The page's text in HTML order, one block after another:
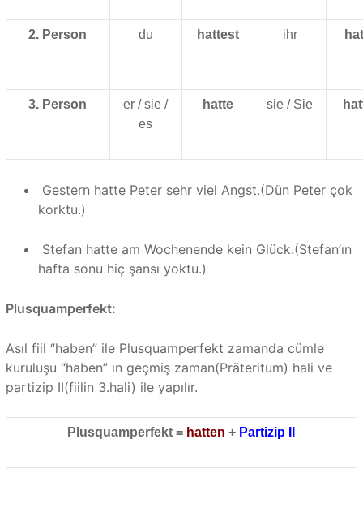
2. Person du hattest ihr
3. Person
er / sie /
es
hatte sie / Sie
Gestern hatte Peter sehr viel Angst.(Dün Peter çok
korktu.)
Stefan hatte am Wochenende kein Glück.(Stefan’ın
hafta sonu hiç şansı yoktu.)
Plusquamperfekt:
Asıl fiil “haben” ile Plusquamperfekt zamanda cümle
kuruluşu “haben” ın geçmiş zaman(Präteritum) hali ve
partizip II(fiilin 3.hali) ile yapılır.
Plusquamperfekt = hatten + Partizip II